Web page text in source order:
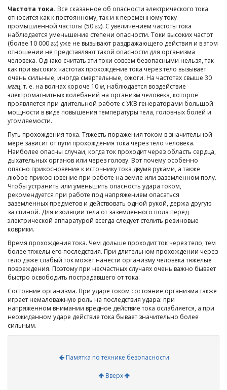
Частота тока. Все сказанное об опасности электрического тока
относится как к постоянному, так и к переменному току
промышленной частоты (50гц). С увеличением частоты тока
наблюдается уменьшение степени опасности. Токи высоких частот
(более 10 000гц) уже не вызывают раздражающего действия и в этом
отношении не представляют такой опасности для организма
человека. Однако считать эти токи совсем безопасными нельзя, так
как при высоких частотах прохождение тока через тело вызывает
очень сильные, иногда смертельные, ожоги. На частотах свыше 30
мггц, т. е. на волнах короче 10м, наблюдается воздействие
электромагнитных колебаний на организм человека, которое
проявляется при длительной работе с УКВ генераторами большой
мощности в виде повышения температуры тела, головных болей и
утомляемости.
Путь прохождения тока. Тяжесть поражения током в значительной
мере зависит от пути прохождения тока через тело человека.
Наиболее опасны случаи, когда ток проходит через область сердца,
дыхательных органов или через голову. Вот почему особенно
опасно прикосновение к источнику тока двумя руками, а также
любое прикосновение при работе на земле или заземленном полу.
Чтобы устранить или уменьшить опасность удара током,
рекомендуется при работе под напряжением опасаться
заземленных предметов и действовать одной рукой, держа другую
за спиной. Для изоляции тела от заземленного пола перед
электрической аппаратурой всегда следует стелить резиновые
коврики.
Время прохождения тока. Чем дольше проходит ток через тело, тем
более тяжелы его последствия. При длительном прохождении через
тело даже слабый ток может нанести организму человека тяжелые
повреждения. Поэтому при несчастных случаях очень важно бывает
быстро освободить пострадавшего от тока.
Состояние организма. При ударе током состояние организма также
играет немаловажную роль на последствия удара: при
напряженном внимании вредное действие тока ослабляется, а при
неожиданном ударе действие тока бывает значительно более
сильным.
Памятка по технике безопасности
Вверх